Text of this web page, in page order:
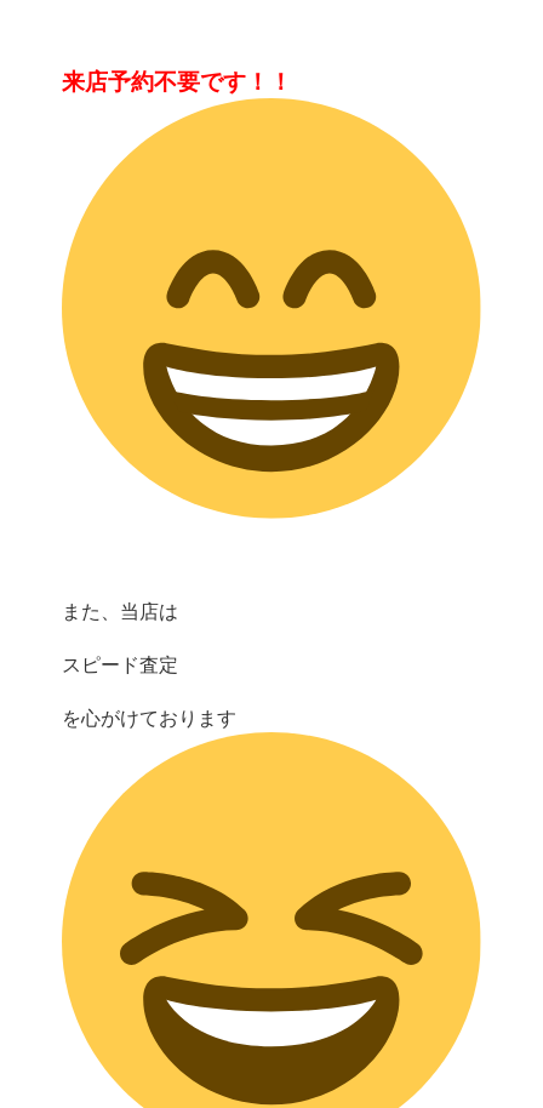
来店予約不要です！！
また、当店は
スピード査定
を心がけております